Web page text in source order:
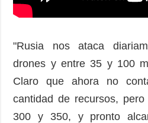
"Rusia nos ataca
drones y entre 35 y 100
Claro que ahora no
cantidad de recursos,
300 y 350, y pronto